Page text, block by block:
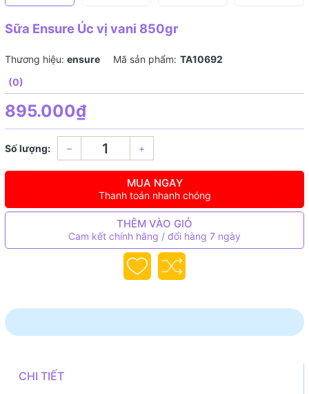
Sữa Ensure Úc vị vani 850gr
Thương hiệu: ensure Mã sản phẩm: TA10692
(0)
895.000₫
Số lượng: – +
MUA NGAY
Thanh toán nhanh chóng
THÊM VÀO GIỎ
Cam kết chính hãng / đổi hàng 7 ngày
CHI TIẾT